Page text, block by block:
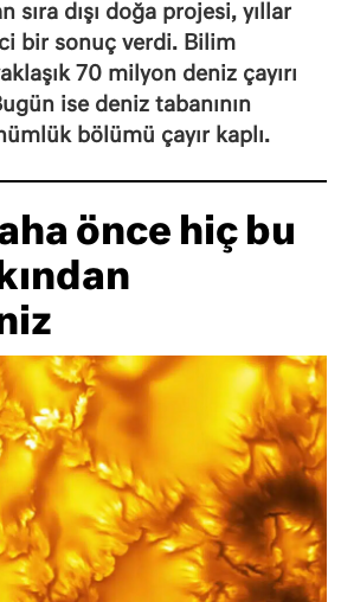
sıra dışı doğa projesi, yıllar
bir sonuç verdi. Bilim
70 milyon deniz çayırı
ise deniz tabanının
bölümü çayır kaplı.
önce hiç bu